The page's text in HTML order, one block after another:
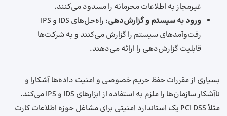
غیرمجاز به اطلاعات محرمانه را مسدود می‌کنند.
ورود به سیستم و گزارش‌دهی
: راه‌حل‌های IDS و IPS
رفت‌وآمدهای سیستم را گزارش می‌کنند و به شرکت‌ها
قابلیت گزارش‌دهی را ارائه می‌دهند.
بسیاری از مقررات حفظ حریم خصوصی و امنیت داده‌ها آشکارا و
ناآشکار سازمان‌ها را ملزم به استفاده از ابزارهای IDS و IPS می‌کند.
مثلاً PCI DSS یک استاندارد امنیتی برای مشاغل حوزه اطلاعات کارت